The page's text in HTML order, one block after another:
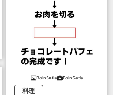
BoinSetia BoinSetia
料理